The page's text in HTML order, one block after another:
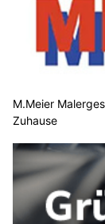
M.Meier
Zuhause